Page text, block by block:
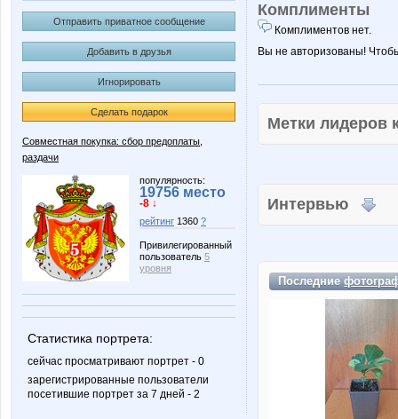
Отправить приватное сообщение
Добавить в друзья
Игнорировать
Сделать подарок
Совместная покупка: сбор предоплаты,
раздачи
популярность:
19756 место
-8 ↓
рейтинг 1360 ?
Привилегированный
пользователь 5
уровня
Статистика портрета:
сейчас просматривают портрет - 0
зарегистрированные пользователи
посетившие портрет за 7 дней - 2
Комплименты
Комплиментов нет.
Вы не авторизованы!
Метки
Интервью
Последние